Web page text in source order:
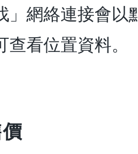
」網絡連接會以
看位置資料。